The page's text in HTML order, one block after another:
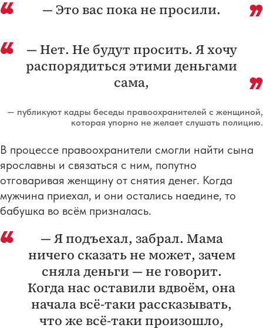
— Это вас пока не просили.
— Нет. Не будут просить. Я хочу
распорядиться этими деньгами
сама,
— публикуют кадры беседы правоохранителей с женщиной,
которая упорно не желает слушать полицию.
В процессе правоохранители смогли найти сына
ярославны и связаться с ним, попутно
отговаривая женщину от снятия денег. Когда
мужчина приехал, и они остались наедине, то
бабушка во всём призналась.
— Я подъехал, забрал. Мама
ничего сказать не может, зачем
сняла деньги — не говорит.
Когда нас оставили вдвоём, она
начала всё-таки рассказывать,
что же всё-таки произошло,